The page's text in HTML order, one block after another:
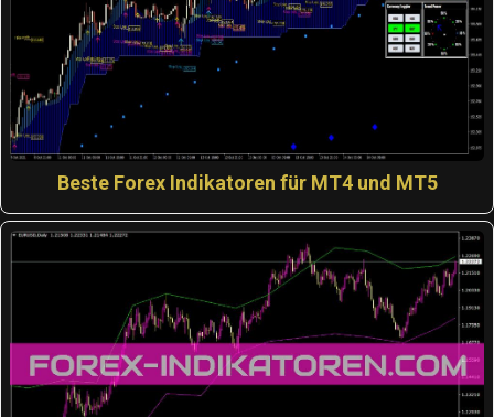
Beste Forex Indikatoren für MT4 und MT5